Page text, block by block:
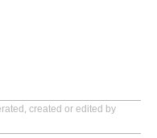
created or edited by